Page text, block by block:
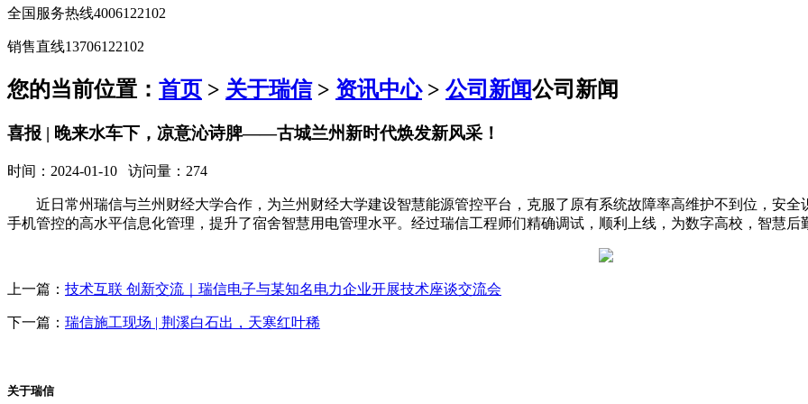
全国服务热线4006122102
销售直线13706122102
您的当前位置： 首页 > 关于瑞信> 资讯中心> 公司新闻公司新闻
喜报 | 晚来水车下，凉意沁诗脾——古城兰州新时代焕发新风采！
时间：2024-01-10 访问量：274
近日常州瑞信与兰州财经大学合作，为兰州财经大学建设智慧能源管控平台，克服了原有系统故障率高维护不到位，安
手机管控的高水平信息化管理，提升了宿舍智慧用电管理水平。经过瑞信工程师们精确调试，顺利上线，为数字高校，智慧后
上一篇： 技术互联 创新交流｜瑞信电子与某知名电力企业开展技术座谈交流会
下一篇： 瑞信施工现场 | 荆溪白石出，天寒红叶稀
关于瑞信